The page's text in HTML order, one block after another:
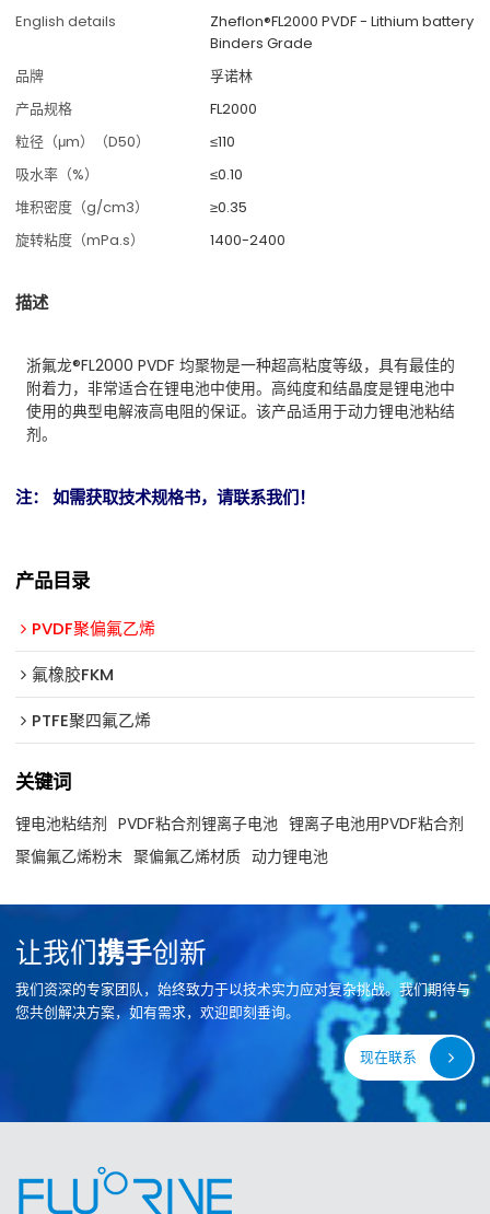
English details
Zheflon®FL2000 PVDF - Lithium battery
Binders Grade
品牌
孚诺林
产品规格
FL2000
粒径（μm）（D50）
≤110
吸水率（%）
≤0.10
堆积密度（g/cm3）
≥0.35
旋转粘度（mPa.s）
1400-2400
描述
浙氟龙®FL2000 PVDF 均聚物是一种超高粘度等级，具有最佳的
附着力，非常适合在锂电池中使用。高纯度和结晶度是锂电池中
使用的典型电解液高电阻的保证。该产品适用于动力锂电池粘结
剂。
注： 如需获取技术规格书，请联系我们！
产品目录
PVDF聚偏氟乙烯
氟橡胶FKM
PTFE聚四氟乙烯
关键词
锂电池粘结剂 PVDF粘合剂锂离子电池 锂离子电池用PVDF粘合剂
聚偏氟乙烯粉末 聚偏氟乙烯材质 动力锂电池
让我们携手创新
我们资深的专家团队，始终致力于以技术实力应对复杂挑战。我们期待与
您共创解决方案，如有需求，欢迎即刻垂询。
现在联系